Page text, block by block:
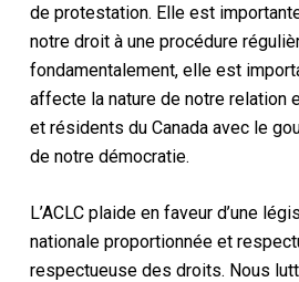
de protestation. Elle est
notre droit à une procédure
fondamentalement, elle est
affecte la nature de notre relation
et résidents du Canada avec le
de notre démocratie.
L’ACLC plaide en faveur d’une
nationale proportionnée et
respectueuse des droits. Nous